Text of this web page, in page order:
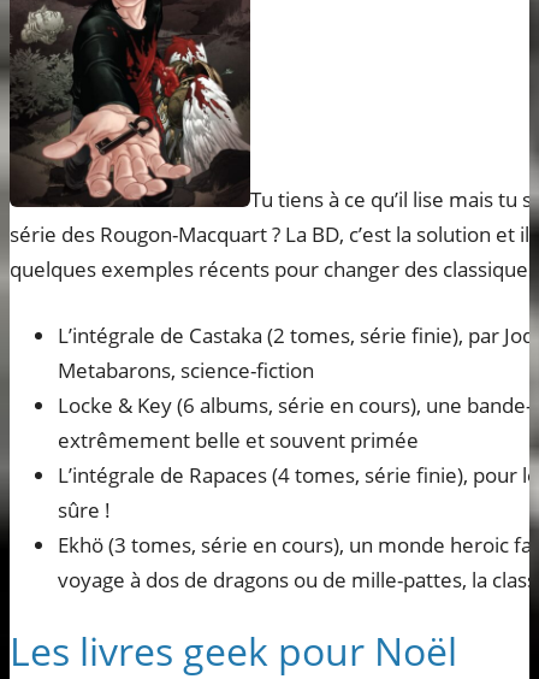
Tu tiens à ce qu’il lise mais tu
série des Rougon-Macquart ? La BD, c’est la solution et
quelques exemples récents pour changer des
L’intégrale de Castaka (2 tomes, série finie), par
Metabarons, science-fiction
Locke & Key (6 albums, série en cours), une
extrêmement belle et souvent primée
L’intégrale de Rapaces (4 tomes, série finie), pour
sûre !
Ekhö (3 tomes, série en cours), un monde heroic
voyage à dos de dragons ou de mille-pattes, la
Les livres geek pour Noël